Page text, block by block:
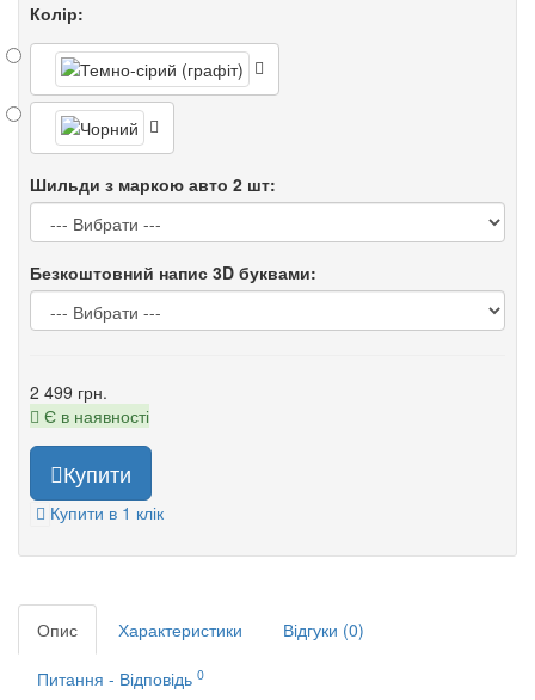
Колір:
Шильди з маркою авто 2 шт:
Безкоштовний напис 3D буквами:
2 499 грн.
Є в наявності
Купити
Купити в 1 клік
Опис Характеристики Відгуки (0)
Питання - Відповідь 0